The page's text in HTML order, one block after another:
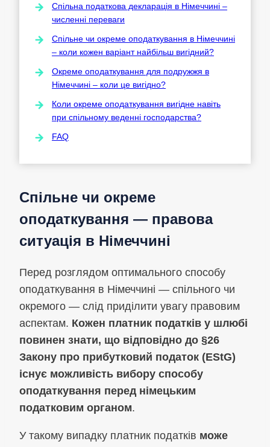
Спільна податкова декларація в Німеччині –
численні переваги
Спільне чи окреме оподаткування в Німеччині
– коли кожен варіант найбільш вигідний?
Окреме оподаткування для подружжя в
Німеччині – коли це вигідно?
Коли окреме оподаткування вигідне навіть
при спільному веденні господарства?
FAQ
Спільне чи окреме
оподаткування — правова
ситуація в Німеччині
Перед розглядом оптимального способу
оподаткування в Німеччині — спільного чи
окремого — слід приділити увагу правовим
аспектам. Кожен платник податків у шлюбі
повинен знати, що відповідно до §26
Закону про прибутковий податок (EStG)
існує можливість вибору способу
оподаткування перед німецьким
податковим органом.
У такому випадку платник податків може